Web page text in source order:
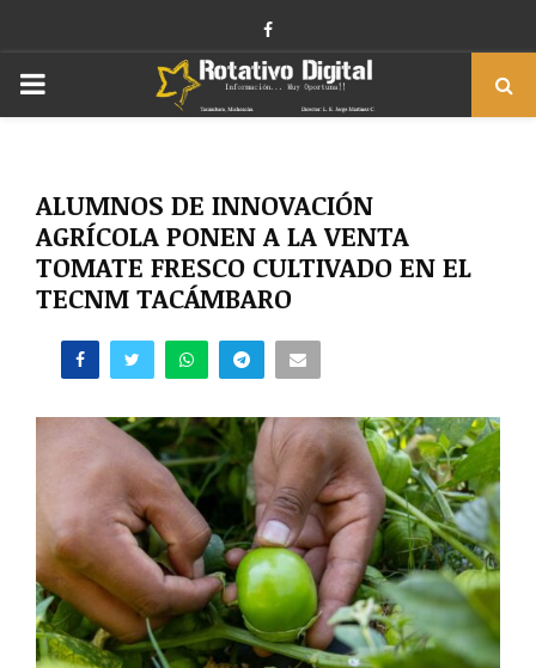
Facebook
PRIMARY
ALUMNOS DE INNOVACIÓN
AGRÍCOLA PONEN A LA VENTA
TOMATE FRESCO CULTIVADO EN EL
TECNM TACÁMBARO